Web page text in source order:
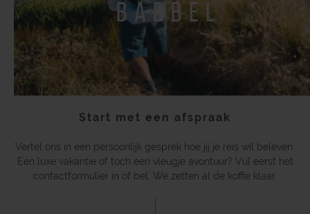
babbel
Start met een afspraak
Vertel ons in een persoonlijk gesprek hoe jij je reis wil beleven.
Een luxe vakantie of toch een vleugje avontuur? Vul eerst het
contactformulier in of bel. We zetten al de koffie klaar.